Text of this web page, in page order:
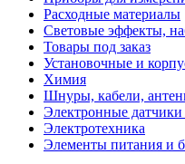
Расходные материалы
Световые эффекты,
Товары под заказ
Установочные и
Химия
Шнуры, кабели,
Электронные
Электротехника
Элементы питания и